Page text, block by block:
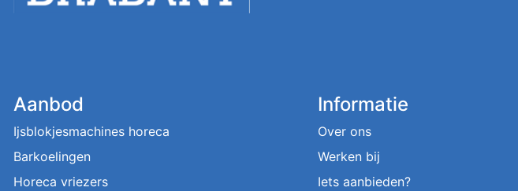
Aanbod
Ijsblokjesmachines horeca
Barkoelingen
Horeca vriezers
Informatie
Over ons
Werken bij
Iets aanbieden?